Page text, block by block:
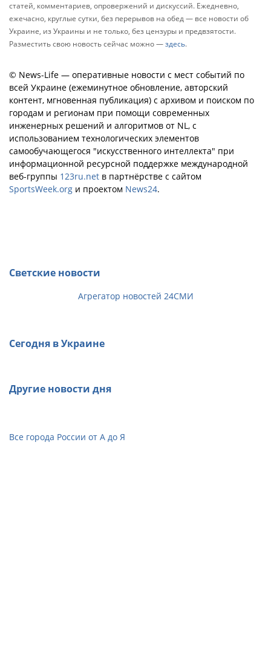
статей, комментариев, опровержений и дискуссий. Ежедневно,
ежечасно, круглые сутки, без перерывов на обед — все новости об
Украине, из Украины и не только, без цензуры и предвзятости.
Разместить свою новость сейчас можно —здесь.
© News-Life — оперативные новости с мест событий по
всей Украине (ежеминутное обновление, авторский
контент, мгновенная публикация) с архивом и поиском по
городам и регионам при помощи современных
инженерных решений и алгоритмов от NL, с
использованием технологических элементов
самообучающегося "искусственного интеллекта" при
информационной ресурсной поддержке международной
веб-группы 123ru.net в партнёрстве с сайтом
SportsWeek.org и проектом News24.
Светские новости
Агрегатор новостей 24СМИ
Сегодня в Украине
Другие новости дня
Все города России от А до Я